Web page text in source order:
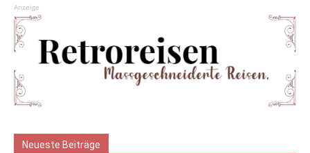
Anzeige
Neueste Beiträge